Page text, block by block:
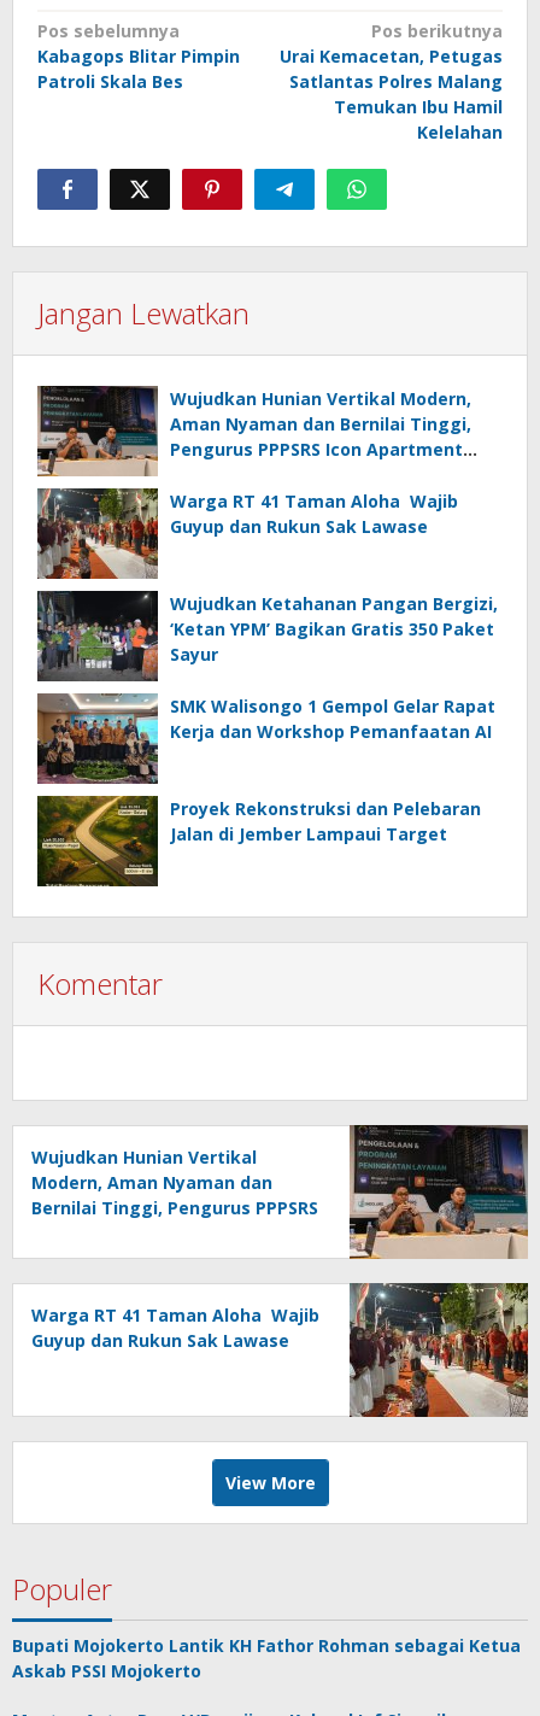
Navigasi
pos
Pos sebelumnya
Kabagops Blitar Pimpin
Patroli Skala Bes
Pos berikutnya
Urai Kemacetan, Petugas
Satlantas Polres Malang
Temukan Ibu Hamil
Kelelahan
Jangan Lewatkan
Wujudkan Hunian Vertikal Modern,
Aman Nyaman dan Bernilai Tinggi,
Pengurus PPPSRS Icon Apartment
Apps
Warga RT 41 Taman Aloha Wajib
Guyup dan Rukun Sak Lawase
Wujudkan Ketahanan Pangan Bergizi,
‘Ketan YPM’ Bagikan Gratis 350 Paket
Sayur
SMK Walisongo 1 Gempol Gelar Rapat
Kerja dan Workshop Pemanfaatan AI
Proyek Rekonstruksi dan Pelebaran
Jalan di Jember Lampaui Target
Komentar
Wujudkan Hunian Vertikal
Modern, Aman Nyaman dan
Bernilai Tinggi, Pengurus PPPSRS
Aplikasi Digital Pro Apps
Warga RT 41 Taman Aloha Wajib
Guyup dan Rukun Sak Lawase
View More
Populer
Bupati Mojokerto Lantik KH Fathor Rohman sebagai Ketua
Askab PSSI Mojokerto